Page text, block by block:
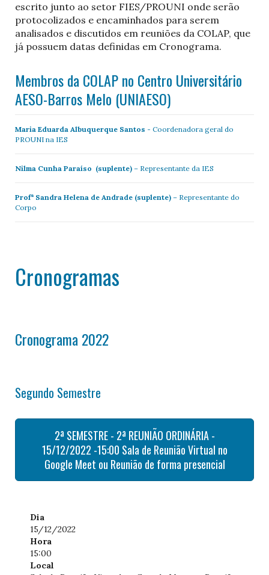
escrito junto ao setor FIES/PROUNI onde serão
protocolizados e encaminhados para serem
analisados e discutidos em reuniões da COLAP, que
já possuem datas definidas em Cronograma.
Membros da COLAP no Centro Universitário
AESO-Barros Melo (UNIAESO)
Maria Eduarda Albuquerque Santos - Coordenadora geral do
PROUNI na IES
Nilma Cunha Paraíso (suplente) – Representante da IES
Profª Sandra Helena de Andrade (suplente) – Representante do
Corpo
Cronogramas
Cronograma 2022
Segundo Semestre
2ª SEMESTRE - 2ª REUNIÃO ORDINÁRIA -
15/12/2022 -15:00 Sala de Reunião Virtual no
Google Meet ou Reunião de forma presencial
Dia
15/12/2022
Hora
15:00
Local